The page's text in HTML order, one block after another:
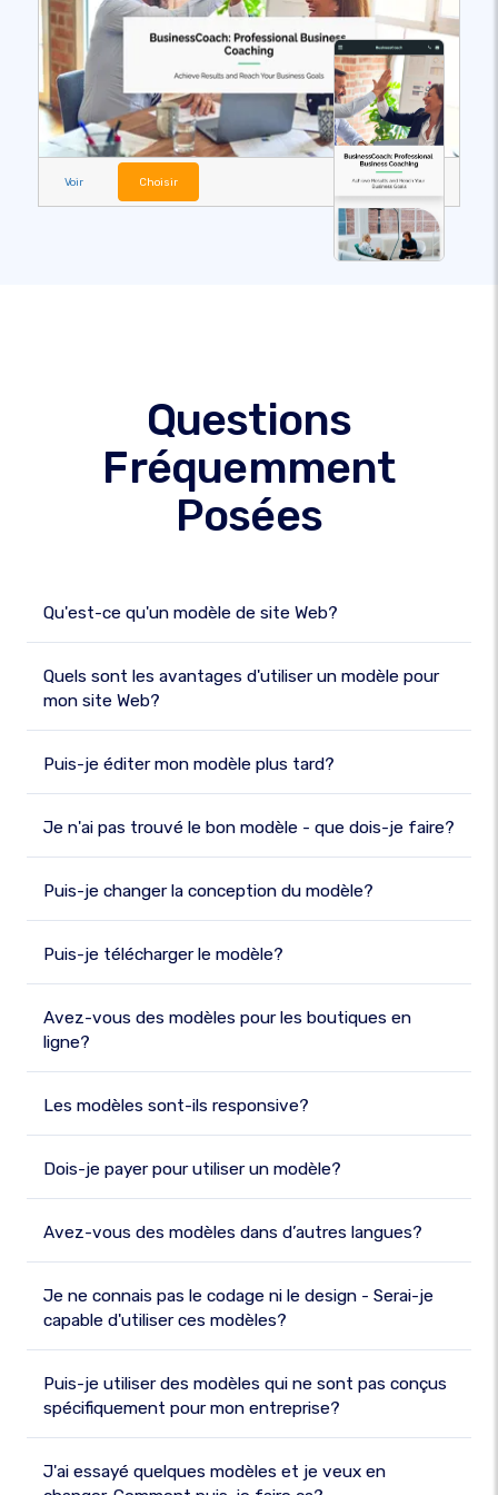
Voir Choisir
Questions
Fréquemment
Posées
Qu'est-ce qu'un modèle de site Web?
Quels sont les avantages d'utiliser un modèle pour
mon site Web?
Puis-je éditer mon modèle plus tard?
Je n'ai pas trouvé le bon modèle - que dois-je faire?
Puis-je changer la conception du modèle?
Puis-je télécharger le modèle?
Avez-vous des modèles pour les boutiques en
ligne?
Les modèles sont-ils responsive?
Dois-je payer pour utiliser un modèle?
Avez-vous des modèles dans d’autres langues?
Je ne connais pas le codage ni le design - Serai-je
capable d'utiliser ces modèles?
Puis-je utiliser des modèles qui ne sont pas conçus
spécifiquement pour mon entreprise?
J'ai essayé quelques modèles et je veux en